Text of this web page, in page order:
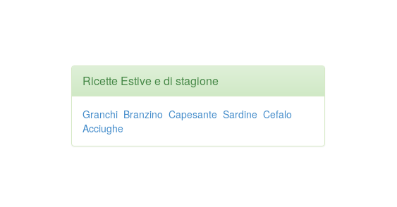
Ricette Estive e di stagione
Granchi Branzino Capesante Sardine Cefalo
Acciughe